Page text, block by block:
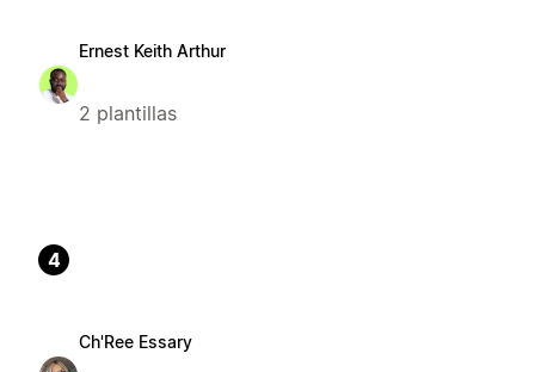
Ernest Keith Arthur
2 plantillas
4
Ch'Ree Essary